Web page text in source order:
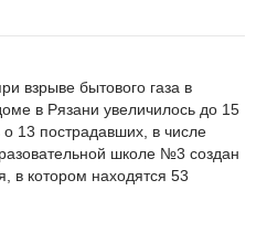
взрыве бытового газа в
в Рязани увеличилось до 15
13 пострадавших, в числе
школе №3 создан
в котором находятся 53